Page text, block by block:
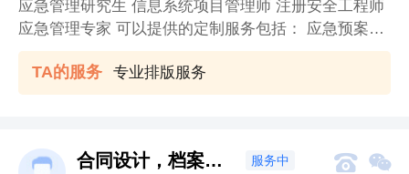
应急管理研究生 信息系统项目管理师 注册安全工程师
应急管理专家 可以提供的定制服务包括： 应急预案编
制与评审 项目建议书编制 可研报告编制 投标文件编制
项目解决方案编制等
TA的服务 专业排版服务
合同设计，档案定制！ 服务中  